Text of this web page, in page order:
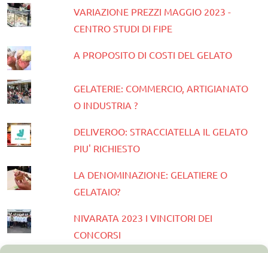
VARIAZIONE PREZZI MAGGIO 2023 -
CENTRO STUDI DI FIPE
A PROPOSITO DI COSTI DEL GELATO
GELATERIE: COMMERCIO, ARTIGIANATO
O INDUSTRIA ?
DELIVEROO: STRACCIATELLA IL GELATO
PIU' RICHIESTO
LA DENOMINAZIONE: GELATIERE O
GELATAIO?
NIVARATA 2023 I VINCITORI DEI
CONCORSI